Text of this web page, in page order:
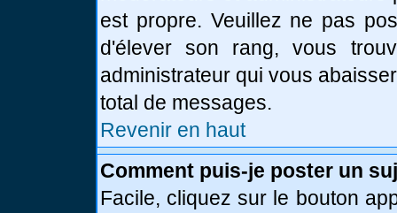
est propre. Veuillez ne pas
d'élever son rang, vous
administrateur qui vous
total de messages.
Revenir en haut
Comment puis-je poster un
Facile, cliquez sur le bouton